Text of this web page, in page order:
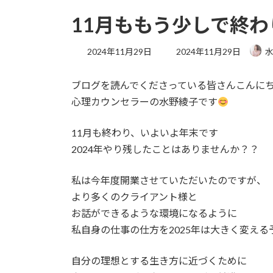
11月ももう少しで終
2024年11月29日
最
新
日
時
2024年11月29日
ブログを読んでくださっている皆さんこんに
心理カウンセラーの水野綾子です
11月も終わり、いよいよ年末です
2024年やり残したことはありませんか？？
私は今年度開業させていただいたのですが、
より多くのクライアント様と
お話ができるような環境になるように
私自身の仕事の仕方を2025年は大きく変える
自分の理想とする生き方に近づくために